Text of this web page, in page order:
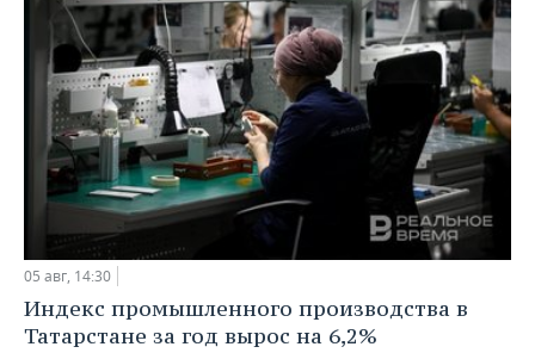
05 авг, 14:30
Индекс промышленного производства в
Татарстане за год вырос на 6,2%